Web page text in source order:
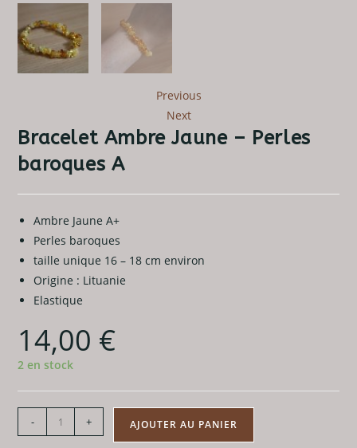
Previous
Next
Bracelet Ambre Jaune – Perles
baroques A
Ambre Jaune A+
Perles baroques
taille unique 16 – 18 cm environ
Origine : Lituanie
Elastique
14,00 €
2 en stock
quantité
de
- + AJOUTER AU PANIER